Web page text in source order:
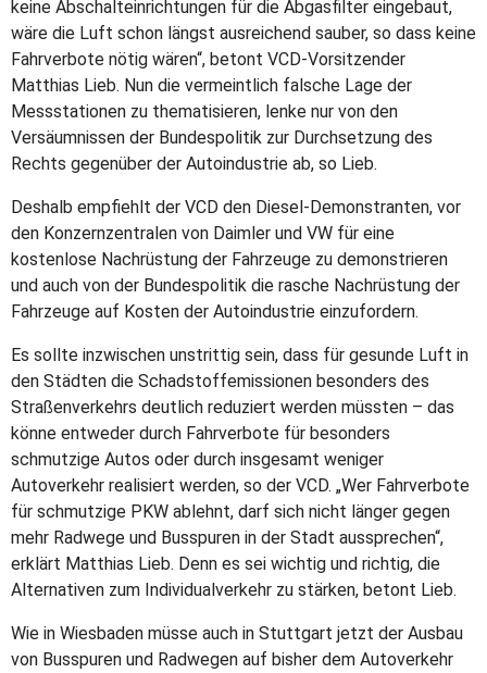
keine Abschalteinrichtungen für die Abgasfilter eingebaut,
wäre die Luft schon längst ausreichend sauber, so dass keine
Fahrverbote nötig wären“, betont VCD-Vorsitzender
Matthias Lieb. Nun die vermeintlich falsche Lage der
Messstationen zu thematisieren, lenke nur von den
Versäumnissen der Bundespolitik zur Durchsetzung des
Rechts gegenüber der Autoindustrie ab, so Lieb.
Deshalb empfiehlt der VCD den Diesel-Demonstranten, vor
den Konzernzentralen von Daimler und VW für eine
kostenlose Nachrüstung der Fahrzeuge zu demonstrieren
und auch von der Bundespolitik die rasche Nachrüstung der
Fahrzeuge auf Kosten der Autoindustrie einzufordern.
Es sollte inzwischen unstrittig sein, dass für gesunde Luft in
den Städten die Schadstoffemissionen besonders des
Straßenverkehrs deutlich reduziert werden müssten – das
könne entweder durch Fahrverbote für besonders
schmutzige Autos oder durch insgesamt weniger
Autoverkehr realisiert werden, so der VCD. „Wer Fahrverbote
für schmutzige PKW ablehnt, darf sich nicht länger gegen
mehr Radwege und Busspuren in der Stadt aussprechen“,
erklärt Matthias Lieb. Denn es sei wichtig und richtig, die
Alternativen zum Individualverkehr zu stärken, betont Lieb.
Wie in Wiesbaden müsse auch in Stuttgart jetzt der Ausbau
von Busspuren und Radwegen auf bisher dem Autoverkehr